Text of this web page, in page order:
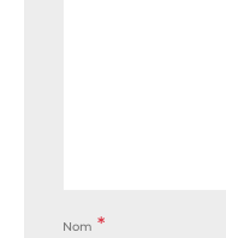
Nom *